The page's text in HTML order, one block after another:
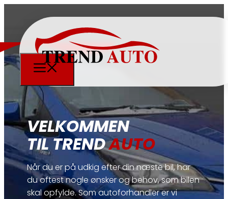
VELKOMMEN
TIL TRENDAUTO
Når du er på udkig efter din næste bil, har
du oftest nogle ønsker og behov, som bilen
skal opfylde. Som autoforhandler er vi